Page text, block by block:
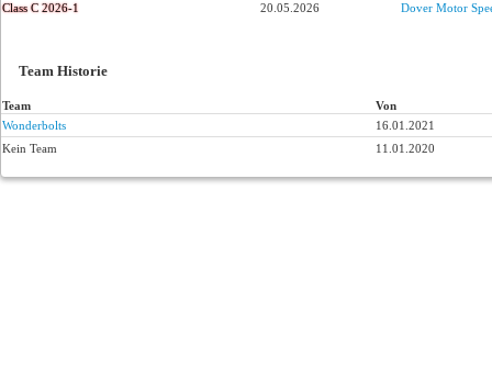
Class C 2026-1 20.05.2026 Dover Motor
Team Historie
Team
Von
Wonderbolts
16.01.2021
Kein Team
11.01.2020